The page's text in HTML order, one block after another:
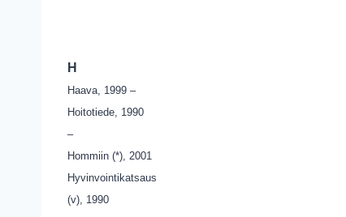
H
Haava, 1999 –
Hoitotiede, 1990
–
Hommiin (*), 2001
Hyvinvointikatsaus
(v), 1990